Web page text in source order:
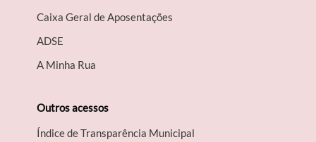
Caixa Geral de Aposentações
A​DSE
A Minha Rua
Outros acessos
Índice de Transparência Municipal